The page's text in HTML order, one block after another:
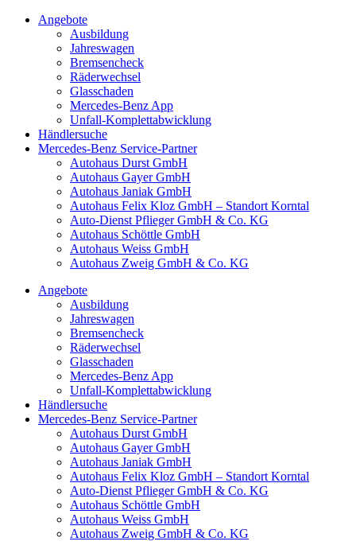
Angebote
Ausbildung
Jahreswagen
Bremsencheck
Räderwechsel
Glasschaden
Mercedes-Benz App
Unfall-Komplettabwicklung
Händlersuche
Mercedes-Benz Service-Partner
Autohaus Durst GmbH
Autohaus Gayer GmbH
Autohaus Janiak GmbH
Autohaus Felix Kloz GmbH – Standort Korntal
Auto-Dienst Pflieger GmbH & Co. KG
Autohaus Schöttle GmbH
Autohaus Weiss GmbH
Autohaus Zweig GmbH & Co. KG
Angebote
Ausbildung
Jahreswagen
Bremsencheck
Räderwechsel
Glasschaden
Mercedes-Benz App
Unfall-Komplettabwicklung
Händlersuche
Mercedes-Benz Service-Partner
Autohaus Durst GmbH
Autohaus Gayer GmbH
Autohaus Janiak GmbH
Autohaus Felix Kloz GmbH – Standort Korntal
Auto-Dienst Pflieger GmbH & Co. KG
Autohaus Schöttle GmbH
Autohaus Weiss GmbH
Autohaus Zweig GmbH & Co. KG